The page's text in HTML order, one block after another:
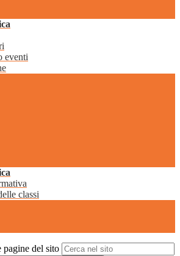
eventi
classi
pagine del sito